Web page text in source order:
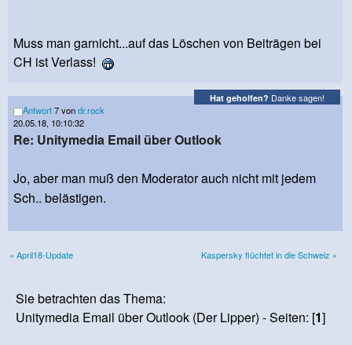
Muss man garnicht...auf das Löschen von Beiträgen bei
CH ist Verlass!
Hat geholfen? Danke sagen!
Antwort7 vondr.rock
20.05.18, 10:10:32
Re: Unitymedia Email über Outlook
Jo, aber man muß den Moderator auch nicht mit jedem
Sch.. belästigen.
« April18-Update Kaspersky flüchtet in die Schweiz »
Sie betrachten das Thema:
Unitymedia Email über Outlook (Der Lipper) - Seiten: [1]